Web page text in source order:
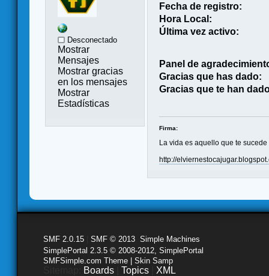
Desconectado
Mostrar
Mensajes
Mostrar gracias
en los mensajes
Mostrar
Estadísticas
Fecha de registro:
Hora Local:
Última vez activo:
Panel de
Gracias que has dado:
Gracias que te han
Firma:
La vida es aquello que te
http://
SMF 2.0.15 SMF © 2013 Simple Machines
SimplePortal 2.3.5 © 2008-2012, SimplePortal
SMFSimple.com Theme | Skin Samp
Boards Topics XML